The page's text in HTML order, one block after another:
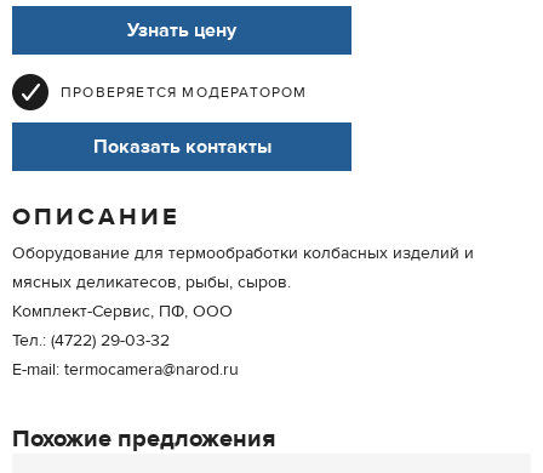
Узнать цену
ПРОВЕРЯЕТСЯ МОДЕРАТОРОМ
Показать контакты
ОПИСАНИЕ
Оборудование для термообработки колбасных изделий и
мясных деликатесов, рыбы, сыров.
Комплект-Сервис, ПФ, ООО
Тел.: (4722) 29-03-32
E-mail: termocamera@narod.ru
Похожие предложения